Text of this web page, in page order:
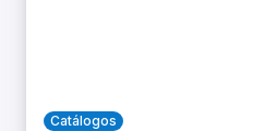
Catálogos